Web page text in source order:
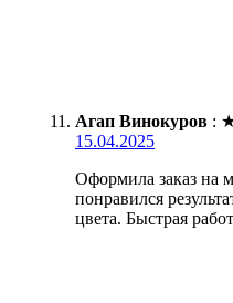
Агап Винокуров :
15.04.2025
Оформила заказ на
понравился
цвета. Быстрая